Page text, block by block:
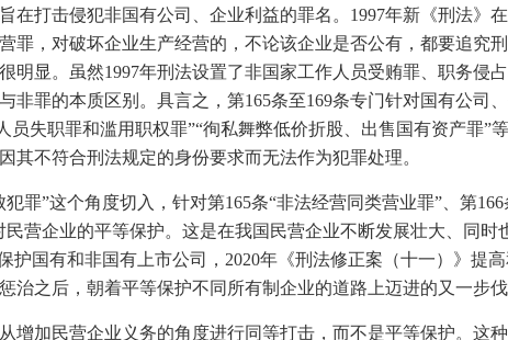
在打击侵犯非国有公司、企业利益的罪名。 1997年新《刑法》
罪，对破坏企业生产经营的，不论该企业是否公有，都要追究
明显。虽然1997年刑法设置了非国家工作人员受贿罪、职务侵
非罪的本质区别。具言之，第165条至169条专门针对国有公司
失职罪和滥用职权罪”“徇私舞弊低价折股、出售国有资产罪”
不符合刑法规定的身份要求而无法作为犯罪处理。
犯罪”这个角度切入，针对第165条“非法经营同类营业罪”、第166
营企业的平等保护。这是在我国民营企业不断发展壮大、同时
护国有和非国有上市公司， 2020年《刑法修正案（十一）》提
之后，朝着平等保护不同所有制企业的道路上迈进的又一步伐
增加民营企业义务的角度进行同等打击，而不是平等保护。这